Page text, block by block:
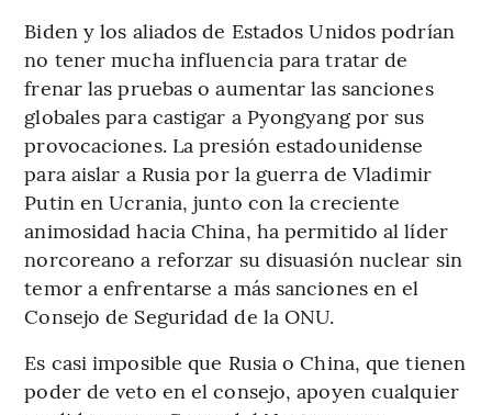
Biden y los aliados de Estados Unidos podrían
no tener mucha influencia para tratar de
frenar las pruebas o aumentar las sanciones
globales para castigar a Pyongyang por sus
provocaciones. La presión estadounidense
para aislar a Rusia por la guerra de Vladimir
Putin en Ucrania, junto con la creciente
animosidad hacia China, ha permitido al líder
norcoreano a reforzar su disuasión nuclear sin
temor a enfrentarse a más sanciones en el
Consejo de Seguridad de la ONU.
Es casi imposible que Rusia o China, que tienen
poder de veto en el consejo, apoyen cualquier